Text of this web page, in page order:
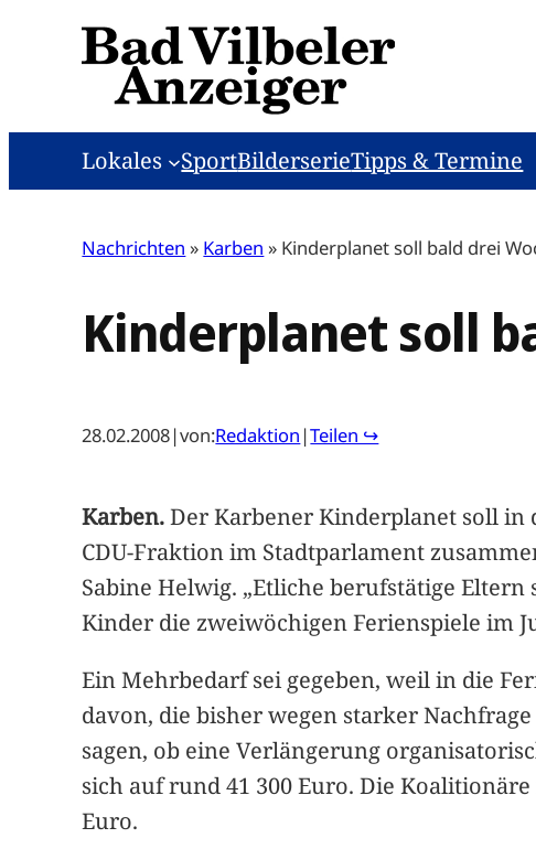
Lokales SportBilderserieTipps & Termine
Nachrichten » Karben » Kinderplanet soll bald drei
Kinderplanet soll
28.02.2008|von:Redaktion |Teilen ↪
Karben.Der Karbener Kinderplanet soll in
CDU-Fraktion im Stadtparlament
Sabine Helwig. „Etliche berufstätige
Kinder die zweiwöchigen Ferienspiele im
Ein Mehrbedarf sei gegeben, weil in die
davon, die bisher wegen starker
sagen, ob eine Verlängerung
sich auf rund 41 300 Euro. Die
Euro.